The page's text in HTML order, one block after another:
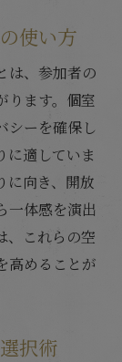
使い方
は、参加者の
ります。個室
シーを確保し
に適していま
に向き、開放
一体感を演出
、これらの空
高めることが
択術